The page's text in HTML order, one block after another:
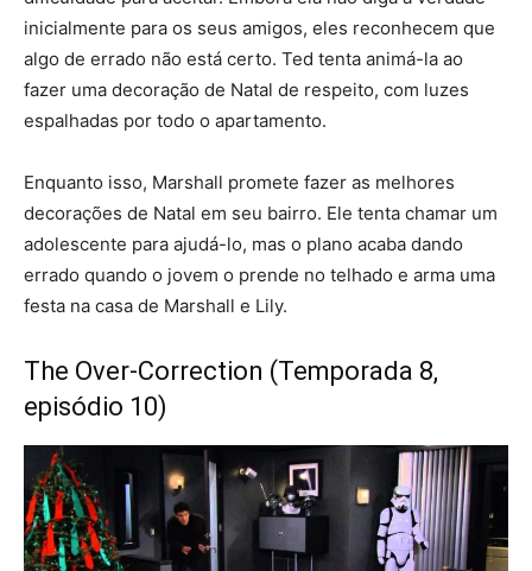
inicialmente para os seus amigos, eles reconhecem que
algo de errado não está certo. Ted tenta animá-la ao
fazer uma decoração de Natal de respeito, com luzes
espalhadas por todo o apartamento.
Enquanto isso, Marshall promete fazer as melhores
decorações de Natal em seu bairro. Ele tenta chamar um
adolescente para ajudá-lo, mas o plano acaba dando
errado quando o jovem o prende no telhado e arma uma
festa na casa de Marshall e Lily.
The Over-Correction (Temporada 8,
episódio 10)